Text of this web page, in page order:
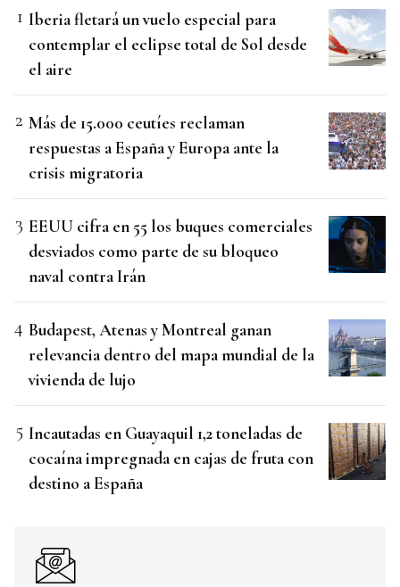
Iberia fletará un vuelo especial para
contemplar el eclipse total de Sol desde
el aire
Más de 15.000 ceutíes reclaman
respuestas a España y Europa ante la
crisis migratoria
EEUU cifra en 55 los buques comerciales
desviados como parte de su bloqueo
naval contra Irán
Budapest, Atenas y Montreal ganan
relevancia dentro del mapa mundial de la
vivienda de lujo
Incautadas en Guayaquil 1,2 toneladas de
cocaína impregnada en cajas de fruta con
destino a España